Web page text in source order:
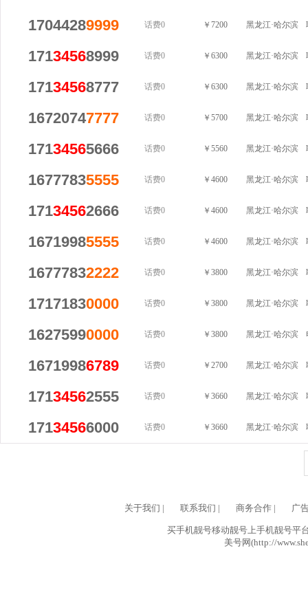
17044289999 话费0 ￥7200 黑龙江·哈尔滨
17134568999 话费0 ￥6300 黑龙江·哈尔滨
17134568777 话费0 ￥6300 黑龙江·哈尔滨
16720747777 话费0 ￥5700 黑龙江·哈尔滨
17134565666 话费0 ￥5560 黑龙江·哈尔滨
16777835555 话费0 ￥4600 黑龙江·哈尔滨
17134562666 话费0 ￥4600 黑龙江·哈尔滨
16719985555 话费0 ￥4600 黑龙江·哈尔滨
16777832222 话费0 ￥3800 黑龙江·哈尔滨
17171830000 话费0 ￥3800 黑龙江·哈尔滨
16275990000 话费0 ￥3800 黑龙江·哈尔滨
16719986789 话费0 ￥2700 黑龙江·哈尔滨
17134562555 话费0 ￥3660 黑龙江·哈尔滨
17134566000 话费0 ￥3660 黑龙江·哈尔滨
关于我们 | 联系我们 | 商务合作| 广
买手机靓号移动靓号上手机靓号平
美号网(http://